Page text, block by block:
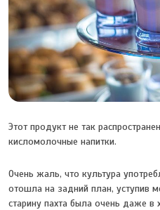
Этот продукт не так
кисломолочные напитки.
Очень жаль, что культура
отошла на задний план, уступив
старину пахта была очень даже